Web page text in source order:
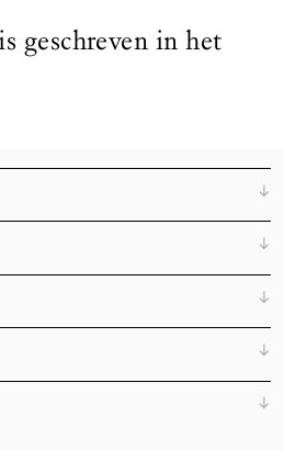
geschreven in het